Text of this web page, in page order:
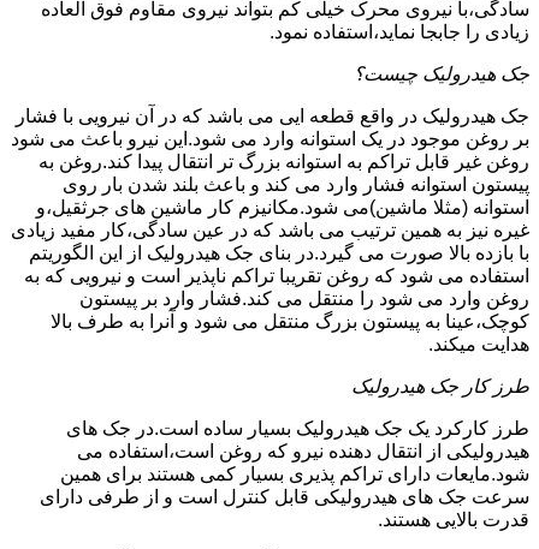
سادگی،با نیروی محرک خیلی کم بتواند نیروی مقاوم فوق العاده
زیادی را جابجا نماید،استفاده نمود.
جک هیدرولیک چیست؟
جک هیدرولیک در واقع قطعه ایی می باشد که در آن نیرویی با فشار
بر روغن موجود در یک استوانه وارد می شود.این نیرو باعث می شود
روغن غیر قابل تراکم به استوانه بزرگ تر انتقال پیدا کند.روغن به
پیستون استوانه فشار وارد می کند و باعث بلند شدن بار روی
استوانه (مثلا ماشین)می شود.مکانیزم کار ماشین های جرثقیل،و
غیره نیز به همین ترتیب می باشد که در عین سادگی،کار مفید زیادی
با بازده بالا صورت می گیرد.در بنای جک هیدرولیک از این الگوریتم
استفاده می شود که روغن تقریبا تراکم ناپذیر است و نیرویی که به
روغن وارد می شود را منتقل می کند.فشار وارد بر پیستون
کوچک،عینا به پیستون بزرگ منتقل می شود و آنرا به طرف بالا
هدایت میکند.
طرز کار جک هیدرولیک
طرز کارکرد یک جک هیدرولیک بسیار ساده است.در جک های
هیدرولیکی از انتقال دهنده نیرو که روغن است،استفاده می
شود.مایعات دارای تراکم پذیری بسیار کمی هستند برای همین
سرعت جک های هیدرولیکی قابل کنترل است و از طرفی دارای
قدرت بالایی هستند.